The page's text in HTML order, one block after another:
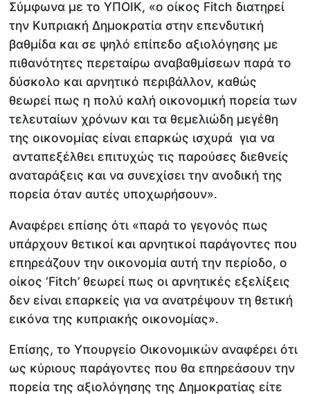
Σύμφωνα με το ΥΠΟΙΚ, «ο οίκος Fitch διατηρεί
την Κυπριακή Δημοκρατία στην επενδυτική
βαθμίδα και σε ψηλό επίπεδο αξιολόγησης με
πιθανότητες περεταίρω αναβαθμίσεων παρά το
δύσκολο και αρνητικό περιβάλλον, καθώς
θεωρεί πως η πολύ καλή οικονομική πορεία των
τελευταίων χρόνων και τα θεμελιώδη μεγέθη
της οικονομίας είναι επαρκώς ισχυρά για να
ανταπεξέλθει επιτυχώς τις παρούσες διεθνείς
αναταράξεις και να συνεχίσει την ανοδική της
πορεία όταν αυτές υποχωρήσουν».
Αναφέρει επίσης ότι «παρά το γεγονός πως
υπάρχουν θετικοί και αρνητικοί παράγοντες που
επηρεάζουν την οικονομία αυτή την περίοδο, ο
οίκος ‘Fitch’ θεωρεί πως οι αρνητικές εξελίξεις
δεν είναι επαρκείς για να ανατρέψουν τη θετική
εικόνα της κυπριακής οικονομίας».
Επίσης, το Υπουργείο Οικονομικών αναφέρει ότι
ως κύριους παράγοντες που θα επηρεάσουν την
πορεία της αξιολόγησης της Δημοκρατίας είτε